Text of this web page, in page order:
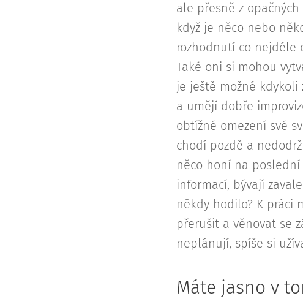
ale přesně z
když je něco nebo
rozhodnutí co nejdéle
Také oni si mohou
je ještě možné
a umějí dobře
obtížné omezení své
chodí pozdě a
něco honí na poslední
informací, bývají
někdy hodilo? K práci
přerušit a věnovat se
neplánují, spíše si
Máte jasno v